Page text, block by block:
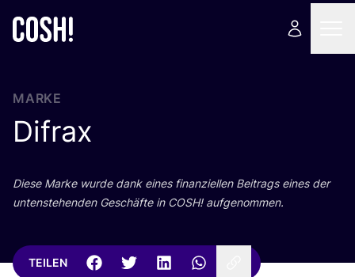
MARKE
Difrax
Die­se Mar­ke wur­de dank eines finan­zi­el­len Bei­trags eines der
unten­ste­hen­den Geschäf­te in COSH! aufgenommen.
TEILEN